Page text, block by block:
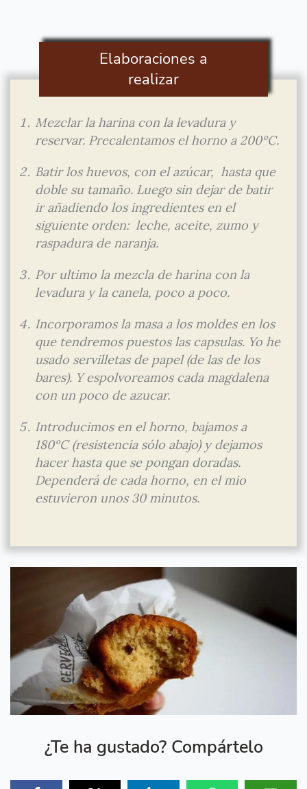
Elaboraciones a
realizar
Mezclar la harina con la levadura y
reservar. Precalentamos el horno a 200ºC.
Batir los huevos, con el azúcar, hasta que
doble su tamaño. Luego sin dejar de batir
ir añadiendo los ingredientes en el
siguiente orden: leche, aceite, zumo y
raspadura de naranja.
Por ultimo la mezcla de harina con la
levadura y la canela, poco a poco.
Incorporamos la masa a los moldes en los
que tendremos puestos las capsulas. Yo he
usado servilletas de papel (de las de los
bares). Y espolvoreamos cada magdalena
con un poco de azucar.
Introducimos en el horno, bajamos a
180ºC (resistencia sólo abajo) y dejamos
hacer hasta que se pongan doradas.
Dependerá de cada horno, en el mio
estuvieron unos 30 minutos.
¿Te ha gustado? Compártelo